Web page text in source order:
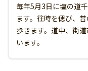
毎年5月3日に塩の道
ます。往時を偲び、
歩きます。道中、街
います。